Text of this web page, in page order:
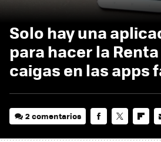
Solo hay una
para hacer la Renta
caigas en las apps
2 comentarios